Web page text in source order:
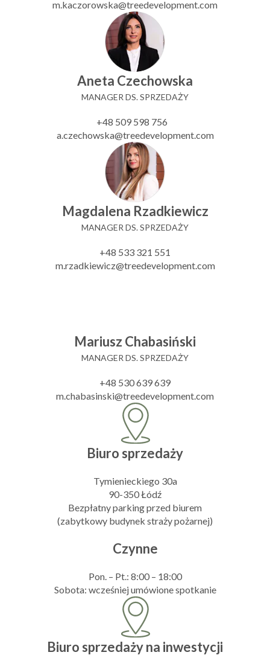
m.kaczorowska@treedevelopment.com
Aneta Czechowska
MANAGER DS. SPRZEDAŻY
+48 509 598 756
a.czechowska@treedevelopment.com
Magdalena Rzadkiewicz
MANAGER DS. SPRZEDAŻY
+48 533 321 551
m.rzadkiewicz@treedevelopment.com
Mariusz Chabasiński
MANAGER DS. SPRZEDAŻY
+48 530 639 639
m.chabasinski@treedevelopment.com
Biuro sprzedaży
Tymienieckiego 30a
90-350 Łódź
Bezpłatny parking przed biurem
(zabytkowy budynek straży pożarnej)
Czynne
Pon. – Pt.: 8:00 – 18:00
Sobota: wcześniej umówione spotkanie
Biuro sprzedaży na inwestycji